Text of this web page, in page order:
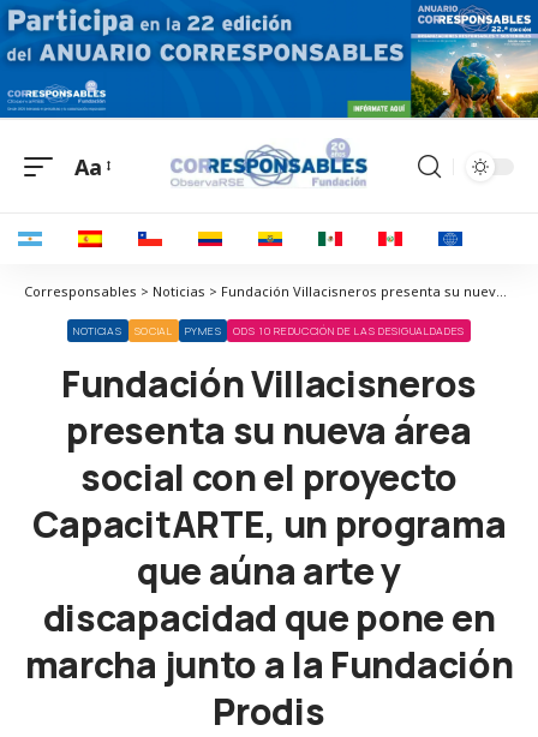
Aa
Corresponsables > Noticias > Fundación Villacisneros presenta su nueva área social con el proyecto CapacitARTE, un programa que aúna arte y discapacidad que pone en marcha junto a la Fundación Prodis
NOTICIAS SOCIAL PYMES ODS 10 REDUCCIÓN DE LAS DESIGUALDADES
Fundación Villacisneros
presenta su nueva área
social con el proyecto
CapacitARTE, un programa
que aúna arte y
discapacidad que pone en
marcha junto a la Fundación
Prodis